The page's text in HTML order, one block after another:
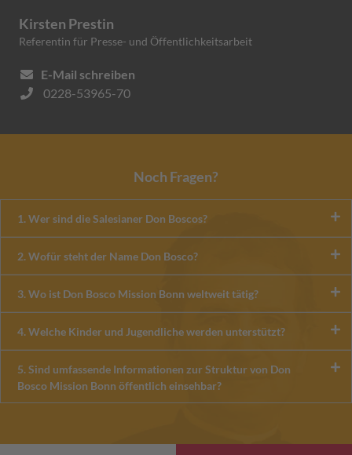
Kirsten Prestin
Referentin für Presse- und Öffentlichkeitsarbeit
E-Mail schreiben
0228-53965-70
Noch Fragen?
1. Wer sind die Salesianer Don Boscos?
2. Wofür steht der Name Don Bosco?
3. Wo ist Don Bosco Mission Bonn weltweit tätig?
4. Welche Kinder und Jugendliche werden unterstützt?
5. Sind umfassende Informationen zur Struktur von Don
Bosco Mission Bonn öffentlich einsehbar?